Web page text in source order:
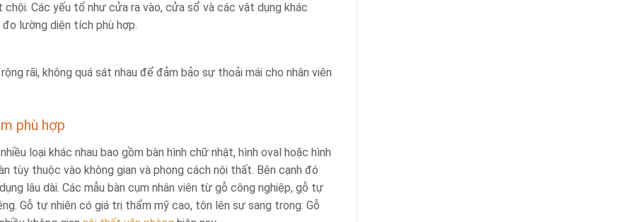
Các yếu tố như cửa ra vào, cửa sổ và các vật dụng khác
lường diện tích phù hợp.
rãi, không quá sát nhau để đảm bảo sự thoải mái cho nhân viên
phù hợp
loại khác nhau bao gồm bàn hình chữ nhật, hình oval hoặc hình
tùy thuộc vào không gian và phong cách nội thất. Bên cạnh đó
lâu dài. Các mẫu bàn cụm nhân viên từ gỗ công nghiệp, gỗ tự
Gỗ tự nhiên có giá trị thẩm mỹ cao, tôn lên sự sang trọng. Gỗ